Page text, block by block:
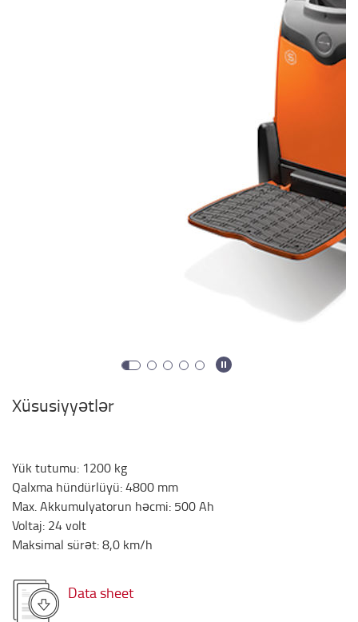
Xüsusiyyətlər
Yük tutumu: 1200 kg
Qalxma hündürlüyü:4800 mm
Max. Akkumulyatorun həcmi: 500Ah
Voltaj: 24volt
Maksimal sürət:8,0 km/h
Data sheet